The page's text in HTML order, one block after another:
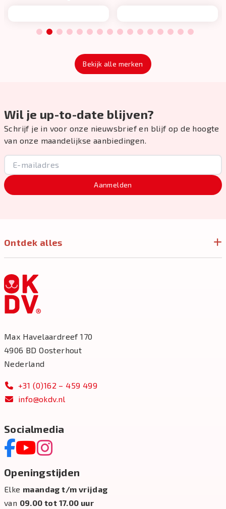
1 2 3 4 5 6 7 8 9 10 11 12 13 14 15 16
Bekijk alle merken
Wil je up-to-date blijven?
Schrijf je in voor onze nieuwsbrief en blijf op de hoogte
van onze maandelijkse aanbiedingen.
Aanmelden
Ontdek alles
Max Havelaardreef 170
4906 BD Oosterhout
Nederland
+31 (0)162 – 459 499
info@okdv.nl
Socialmedia
Openingstijden
Elke maandag t/m vrijdag
van 09.00 tot 17.00 uur